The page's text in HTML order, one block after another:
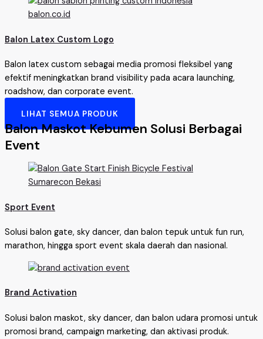
Balon Latex Custom Logo
Balon latex custom sebagai media promosi fleksibel yang
efektif meningkatkan brand visibility pada acara launching,
roadshow, dan corporate event.
LIHAT SEMUA PRODUK
Balon Maskot Kebumen Solusi Berbagai
Event
Sport Event
Solusi balon gate, sky dancer, dan balon tepuk untuk fun run,
marathon, hingga sport event skala daerah dan nasional.
Brand Activation
Solusi balon maskot, sky dancer, dan balon udara promosi untuk
promosi brand, campaign marketing, dan aktivasi produk.